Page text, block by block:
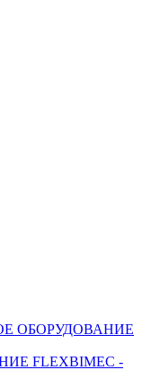
ОБОРУДОВАНИЕ
FLEXBIMEC -